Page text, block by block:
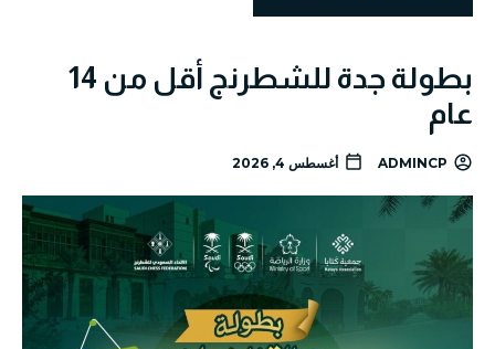
بطولة جدة للشطرنج أقل من 14
عام
ADMINCP أغسطس 4, 2026